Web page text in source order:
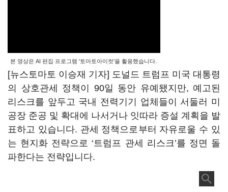
본 영상은 AI 편집 프로그램 '토마토아이컷'을 활용했습니다.
[뉴스토마토 이승재 기자] 도널드 트럼프 미국 대통령
의 상호관세 정책이 90일 동안 유예됐지만, 예고된
리스크를 앞두고 국내 전력기기 업체들이 서둘러 미
공장 준공 및 확대에 나서거나 잇따라 증설 계획을 발
표하고 있습니다. 관세 정책으로부터 자유로울 수 있
는 현지화 전략으로 ‘트럼프 관세 리스크’를 정면 돌
파한다는 전략입니다.